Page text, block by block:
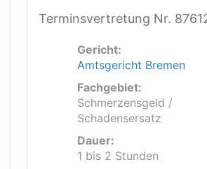
Terminsvertretung Nr.
Gericht:
Amtsgericht Bremen
Fachgebiet:
Schmerzensgeld /
Schadensersatz
Dauer:
1 bis 2 Stunden